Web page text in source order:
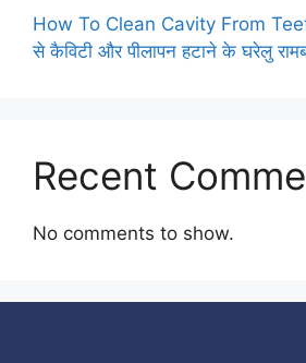
How To Clean Cavity From
से कैविटी और पीलापन हटाने के घरेलु
Recent
No comments to show.